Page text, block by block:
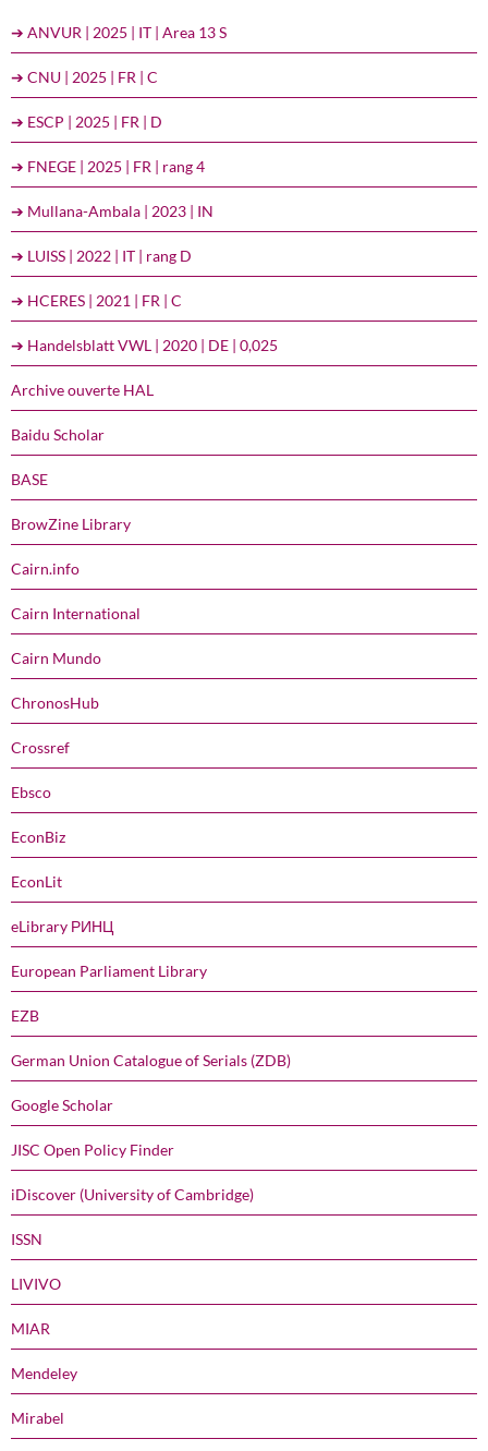
➔ ANVUR | 2025 | IT | Area 13 S
➔ CNU | 2025 | FR | C
➔ ESCP | 2025 | FR | D
➔ FNEGE | 2025 | FR | rang 4
➔ Mullana-Ambala | 2023 | IN
➔ LUISS | 2022 | IT | rang D
➔ HCERES | 2021 | FR | C
➔ Handelsblatt VWL | 2020 | DE | 0,025
Archive ouverte HAL
Baidu Scholar
BASE
BrowZine Library
Cairn.info
Cairn International
Cairn Mundo
ChronosHub
Crossref
Ebsco
EconBiz
EconLit
eLibrary РИНЦ
European Parliament Library
EZB
German Union Catalogue of Serials (ZDB)
Google Scholar
JISC Open Policy Finder
iDiscover (University of Cambridge)
ISSN
LIVIVO
MIAR
Mendeley
Mirabel